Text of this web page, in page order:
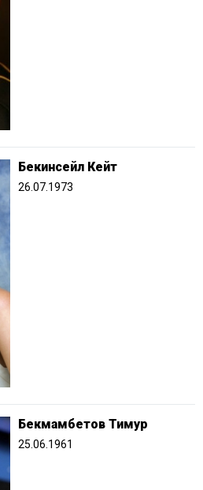
Бекинсейл Кейт
26.07.1973
Бекмамбетов Тимур
25.06.1961